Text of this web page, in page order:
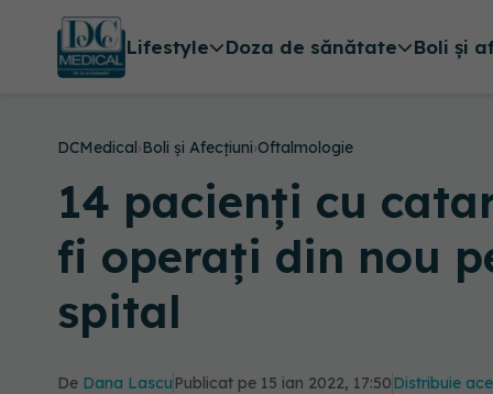
Lifestyle Doza de sănătate Boli și
DCMedical›Boli și Afecțiuni›Oftalmologie
14 pacienți cu
fi operați din nou
spital
De Dana Lascu Publicat pe 15 ian 2022, 17:50Distribuie